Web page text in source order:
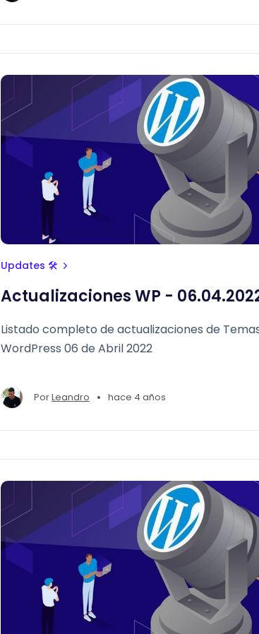
Updates 🛠
Actualizaciones WP -
Listado completo de actualizaciones de
WordPress 06 de Abril 2022
PorLeandro • hace 4 años